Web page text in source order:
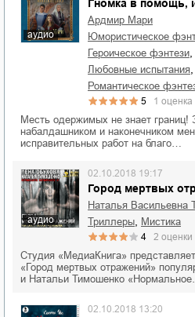
аудио
Гномка в помощь,
Ардмир Мари
юмористическое
героическое фэнтези
любовные испытания
романтическое
5 1 оценка
Месть одержимых не знает
набалдашником и наконечником
исправительных работ на благо…
аудио
Город мертвых
02.10.2018 19:17
Наталья Васильевна
триллеры
мистика
4 2 оценки
Студия «МедиаКнига»
«Город мертвых отражений»
и Натальи Тимошенко
02.10.2018 13:20